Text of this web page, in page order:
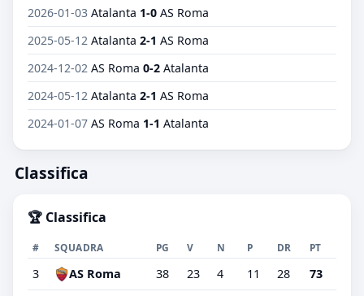
2026-01-03 Atalanta 1-0 AS Roma
2025-05-12 Atalanta 2-1 AS Roma
2024-12-02 AS Roma 0-2 Atalanta
2024-05-12 Atalanta 2-1 AS Roma
2024-01-07 AS Roma 1-1 Atalanta
Classifica
🏆 Classifica
# SQUADRA PG V N P DR PT
3 AS Roma 38 23 4 11 28 73